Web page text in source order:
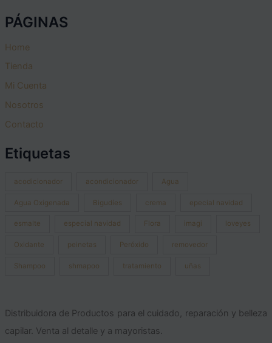
PÁGINAS
Home
Tienda
Mi Cuenta
Nosotros
Contacto
Etiquetas
acodicionador acondicionador Agua
Agua Oxigenada Bigudíes crema epecial navidad
esmalte especial navidad Flora imagi loveyes
Oxidante peinetas Peróxido removedor
Shampoo shmapoo tratamiento uñas
Distribuidora de Productos para el cuidado, reparación y belleza
capilar. Venta al detalle y a mayoristas.